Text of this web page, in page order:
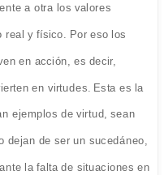
a otra los valores
real y físico. Por eso los
en acción, es decir,
en virtudes. Esta es la
ejemplos de virtud, sean
dejan de ser un sucedáneo,
la falta de situaciones en